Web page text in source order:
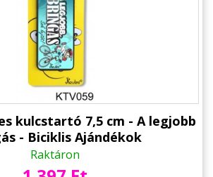
kulcstartó 7,5 cm - A legjobb
- Biciklis Ajándékok
Raktáron